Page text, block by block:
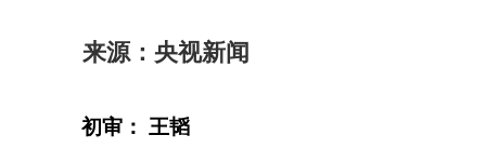
来源：央视新闻
初审： 王韬